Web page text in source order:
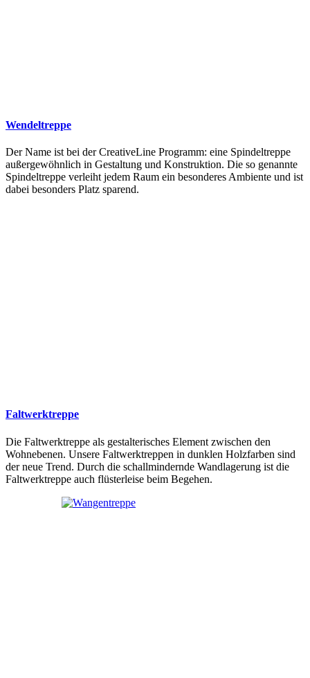
Wendeltreppe
Der Name ist bei der CreativeLine Programm: eine Spindeltreppe
außergewöhnlich in Gestaltung und Konstruktion. Die so genannte
Spindeltreppe verleiht jedem Raum ein besonderes Ambiente und ist
dabei besonders Platz sparend.
Faltwerktreppe
Die Faltwerktreppe als gestalterisches Element zwischen den
Wohnebenen. Unsere Faltwerktreppen in dunklen Holzfarben sind
der neue Trend. Durch die schallmindernde Wandlagerung ist die
Faltwerktreppe auch flüsterleise beim Begehen.